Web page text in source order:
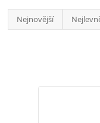
Nejnovější